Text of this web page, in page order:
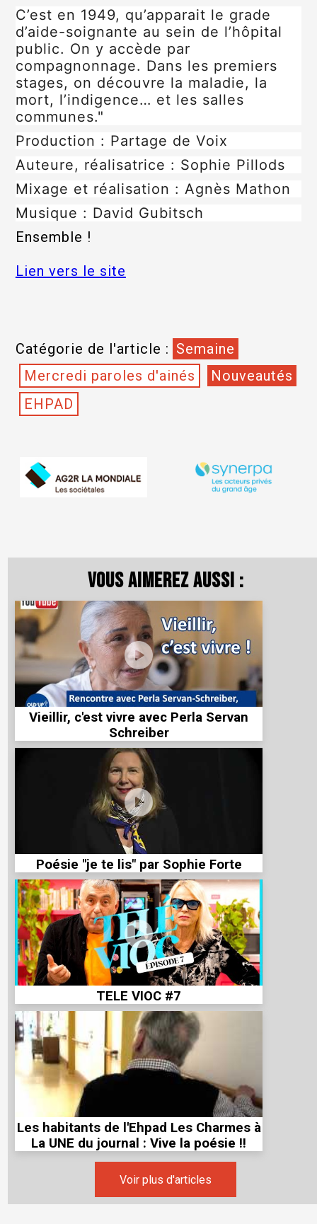
C’est en 1949, qu’apparait le grade
d’aide-soignante au sein de l’hôpital
public. On y accède par
compagnonnage. Dans les premiers
stages, on découvre la maladie, la
mort, l’indigence… et les salles
communes."
Production : Partage de Voix
Auteure, réalisatrice : Sophie Pillods
Mixage et réalisation : Agnès Mathon
Musique : David Gubitsch
Ensemble !
Lien vers le site
Catégorie de l'article : Semaine
Mercredi paroles d'ainés
Nouveautés
EHPAD
Vous aimerez aussi :
Vieillir, c'est vivre avec Perla Servan
Schreiber
Poésie "je te lis" par Sophie Forte
TELE VIOC #7
Les habitants de l'Ehpad Les Charmes à
La UNE du journal : Vive la poésie !!
Voir plus d'articles